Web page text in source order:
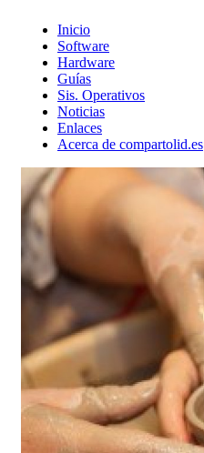
Inicio
Software
Hardware
Guías
Sis. Operativos
Noticias
Enlaces
Acerca de compartolid.es